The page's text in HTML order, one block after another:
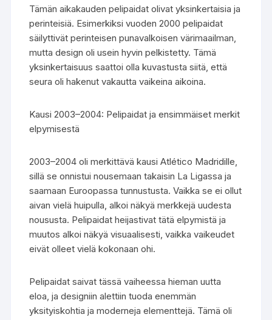
Tämän aikakauden pelipaidat olivat yksinkertaisia ja
perinteisiä. Esimerkiksi vuoden 2000 pelipaidat
säilyttivät perinteisen punavalkoisen värimaailman,
mutta design oli usein hyvin pelkistetty. Tämä
yksinkertaisuus saattoi olla kuvastusta siitä, että
seura oli hakenut vakautta vaikeina aikoina.
Kausi 2003–2004: Pelipaidat ja ensimmäiset merkit
elpymisestä
2003–2004 oli merkittävä kausi Atlético Madridille,
sillä se onnistui nousemaan takaisin La Ligassa ja
saamaan Euroopassa tunnustusta. Vaikka se ei ollut
aivan vielä huipulla, alkoi näkyä merkkejä uudesta
noususta. Pelipaidat heijastivat tätä elpymistä ja
muutos alkoi näkyä visuaalisesti, vaikka vaikeudet
eivät olleet vielä kokonaan ohi.
Pelipaidat saivat tässä vaiheessa hieman uutta
eloa, ja designiin alettiin tuoda enemmän
yksityiskohtia ja moderneja elementtejä. Tämä oli